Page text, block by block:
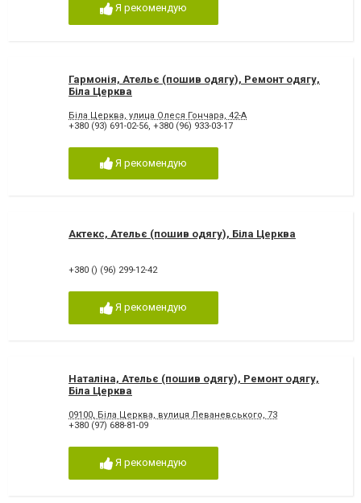
Я рекомендую
Гармонія, Ательє (пошив одягу), Ремонт одягу,
Біла Церква
Біла Церква, улица Олеся Гончара, 42-А
+380 (93) 691-02-56, +380 (96) 933-03-17
Я рекомендую
Актекс, Ательє (пошив одягу), Біла Церква
+380 () (96) 299-12-42
Я рекомендую
Наталіна, Ательє (пошив одягу), Ремонт одягу,
Біла Церква
09100, Біла Церква, вулиця Леваневського, 73
+380 (97) 688-81-09
Я рекомендую